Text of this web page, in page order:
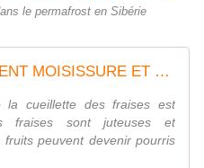
le permafrost en Sibérie
DES LEDS À UV ÉLIMINENT MOISISSURE ET POURRITURE DES FRAISES - OOKAWA Corp.
la cueillette des fraises est
fraises sont juteuses et
peuvent devenir pourris